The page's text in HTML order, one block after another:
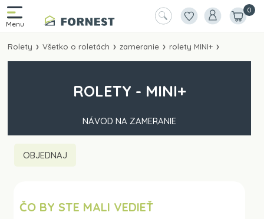
0
Rolety Všetko o roletách zameranie rolety MINI+
ROLETY - MINI+
NÁVOD NA ZAMERANIE
OBJEDNAJ
ČO BY STE MALI VEDIEŤ